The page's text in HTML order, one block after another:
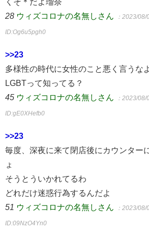
28 ウィズコロナの名無しさん ：2023/
ID:Og6u5pgh0
>>23
多様性の時代に女性のこと悪く言うな
LGBTって知ってる？
45 ウィズコロナの名無しさん ：2023/
ID:gE0XHefb0
>>23
毎度、深夜に来て閉店後にカウンター
ょ
そうとういかれてるわ
どれだけ迷惑行為するんだよ
51 ウィズコロナの名無しさん ：2023/
ID:09NzO4Yn0